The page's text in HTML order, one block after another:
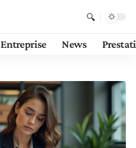
Entreprise News